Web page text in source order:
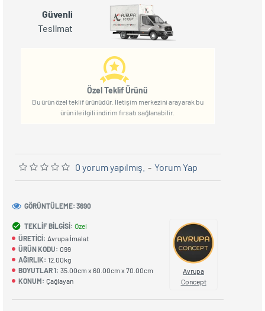
Güvenli
Teslimat
Özel Teklif Ürünü
Bu ürün özel teklif ürünüdür. İletişim merkezini arayarak bu
ürün ile ilgili indirim fırsatı sağlanabilir.
0 yorum yapılmış. - Yorum Yap
TEKLIF BILGISI: Özel
ÜRETICI: Avrupa İmalat
ÜRÜN KODU: 099
AĞIRLIK: 12.00kg
BOYUTLAR 1: 35.00cm x 60.00cm x 70.00cm
KONUM: Çağlayan
Avrupa
Concept
GÖRÜNTÜLEME: 3690